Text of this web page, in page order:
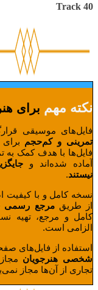
Track 40
نکته مهم برای
فایل‌های موسیقی
تمرینی و کم‌حجم
فایل‌ها با هدف کمک به
آماده شده‌اند و
نیستند.
نسخه کامل و با
از طریقمرجع رسمی
کامل و مرجع، تهیه
الزامی است.
استفاده از فایل‌های
شخصی هنرجویان
تجاری از آن‌ها مجاز